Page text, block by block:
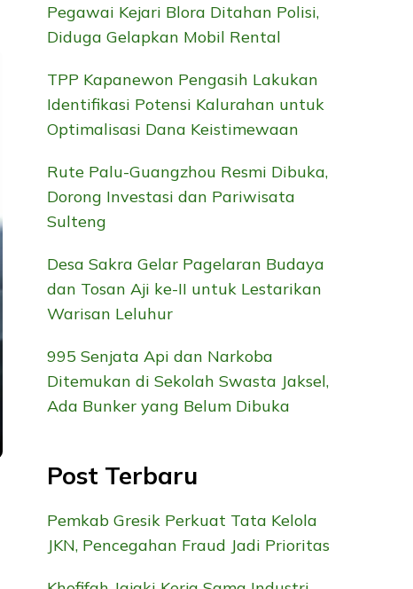
Pegawai Kejari Blora Ditahan Polisi,
Diduga Gelapkan Mobil Rental
TPP Kapanewon Pengasih Lakukan
Identifikasi Potensi Kalurahan untuk
Optimalisasi Dana Keistimewaan
Rute Palu-Guangzhou Resmi Dibuka,
Dorong Investasi dan Pariwisata
Sulteng
Desa Sakra Gelar Pagelaran Budaya
dan Tosan Aji ke-II untuk Lestarikan
Warisan Leluhur
995 Senjata Api dan Narkoba
Ditemukan di Sekolah Swasta Jaksel,
Ada Bunker yang Belum Dibuka
Post Terbaru
Pemkab Gresik Perkuat Tata Kelola
JKN, Pencegahan Fraud Jadi Prioritas